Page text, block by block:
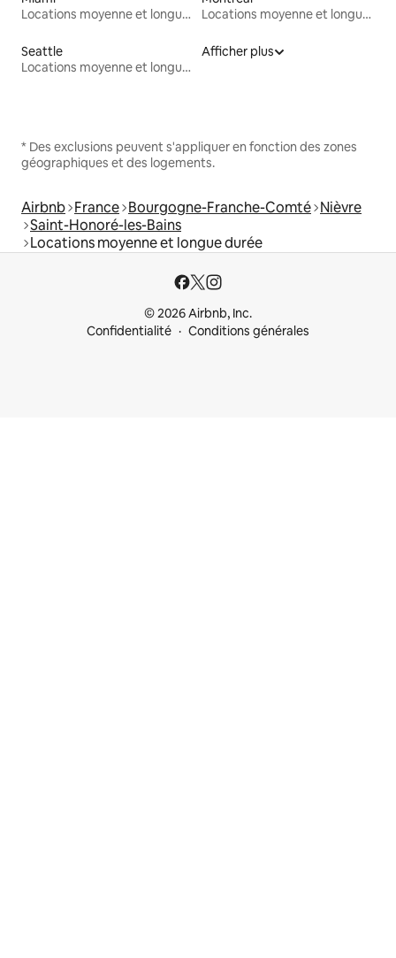
Locations moyenne et longue durée
Locations moyenne et longue durée
Seattle
Locations moyenne et longue durée
Afficher plus
* Des exclusions peuvent s'appliquer en fonction des zones
géographiques et des logements.
Airbnb France Bourgogne-Franche-Comté Nièvre
Saint-Honoré-les-Bains
Locations moyenne et longue durée
© 2026 Airbnb, Inc.
Confidentialité
Conditions générales